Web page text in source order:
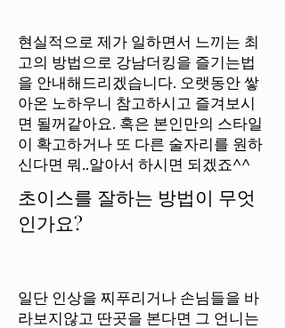
현실적으로 제가 일하면서 느끼는 최
고의 방법으로 강남더킹을 즐기는법
을 안내해드리겠습니다. 오랫동안 쌓
아온 노하우니 참고하시고 즐겨보시
면 될꺼같아요. 혹은 본인만의 스타일
이 확고하거나 또 다른 술자리를 원하
신다면 뭐..알아서 하시면 되겠죠^^
초이스를 잘하는 방법이 무엇
인가요?
일단 인상을 찌푸리거나 손님들을 바
라보지않고 딴곳을 본다면 그 언니는